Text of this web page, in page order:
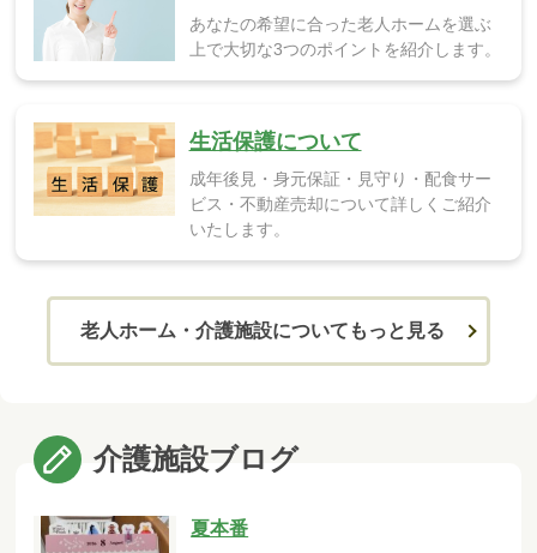
あなたの希望に合った老人ホームを選ぶ
上で大切な3つのポイントを紹介します。
生活保護について
成年後見・身元保証・見守り・配食サー
ビス・不動産売却について詳しくご紹介
いたします。
老人ホーム・介護施設についてもっと見る
介護施設ブログ
夏本番